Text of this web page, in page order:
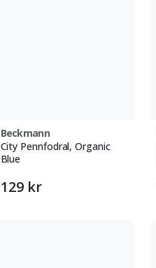
Beckmann
City Pennfodral, Organic
Blue
129 kr